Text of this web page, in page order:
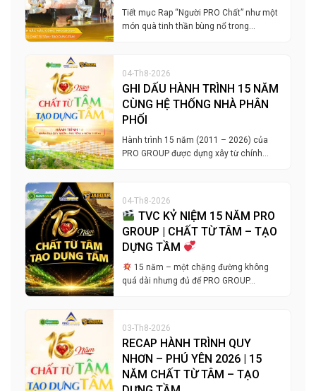
Tiết mục Rap “Người PRO Chất” như một
món quà tinh thần bùng nổ trong…
04-Th8-2026
GHI DẤU HÀNH TRÌNH 15 NĂM
CÙNG HỆ THỐNG NHÀ PHÂN
PHỐI
Hành trình 15 năm (2011 – 2026) của
PRO GROUP được dựng xây từ chính…
04-Th8-2026
TVC KỶ NIỆM 15 NĂM PRO
GROUP | CHẤT TỪ TÂM – TẠO
DỰNG TẦM
15 năm – một chặng đường không
quá dài nhưng đủ để PRO GROUP…
03-Th8-2026
RECAP HÀNH TRÌNH QUY
NHƠN – PHÚ YÊN 2026 | 15
NĂM CHẤT TỪ TÂM – TẠO